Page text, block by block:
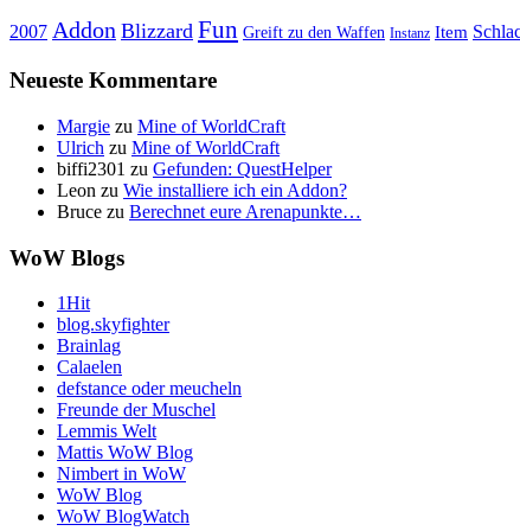
2007 Addon Blizzard Fun Greift zu den Waffen Instanz Item
Neueste Kommentare
Margie zu Mine of WorldCraft
Ulrich zu Mine of WorldCraft
biffi2301 zu Gefunden: QuestHelper
Leon zu Wie installiere ich ein Addon?
Bruce zu Berechnet eure Arenapunkte…
WoW Blogs
1Hit
blog.skyfighter
Brainlag
Calaelen
defstance oder meucheln
Freunde der Muschel
Lemmis Welt
Mattis WoW Blog
Nimbert in WoW
WoW Blog
WoW BlogWatch